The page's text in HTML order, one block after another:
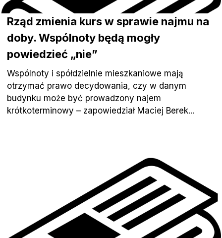
Rząd zmienia kurs w sprawie najmu na
doby. Wspólnoty będą mogły
powiedzieć „nie”
Wspólnoty i spółdzielnie mieszkaniowe mają
otrzymać prawo decydowania, czy w danym
budynku może być prowadzony najem
krótkoterminowy – zapowiedział Maciej Berek...